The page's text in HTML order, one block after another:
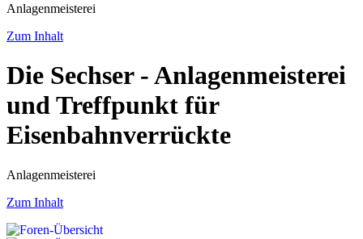
Anlagenmeisterei
Zum Inhalt
Die Sechser - Anlagenmeisterei
und Treffpunkt für
Eisenbahnverrückte
Anlagenmeisterei
Zum Inhalt